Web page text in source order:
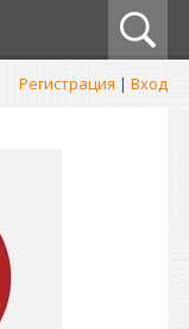
Регистрация | Вход